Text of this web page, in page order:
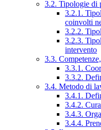
3.2. Tipologie di
3.2.1.
coinvolti
3.2.2.
3.2.3.
intervento
3.3.
3.3.1.
3.3.2.
3.4. Metodo di
3.4.1.
3.4.2.
3.4.3.
3.4.4.